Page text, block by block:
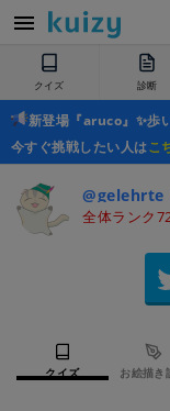
クイズ 診断
新登場『aruco』✨歩
今すぐ挑戦したい人はこ
全体ランク
クイズ お絵描き